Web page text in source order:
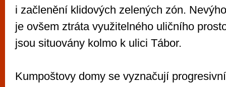
i začlenění klidových zelených zón.
je ovšem ztráta využitelného uličního
jsou situovány kolmo k ulici Tábor.
Kumpoštovy domy se vyznačují